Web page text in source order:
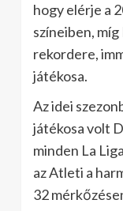
hogy elérje a
színeiben,
rekordere,
játékosa.
Az idei
játékosa volt
minden La
az Atleti a
32